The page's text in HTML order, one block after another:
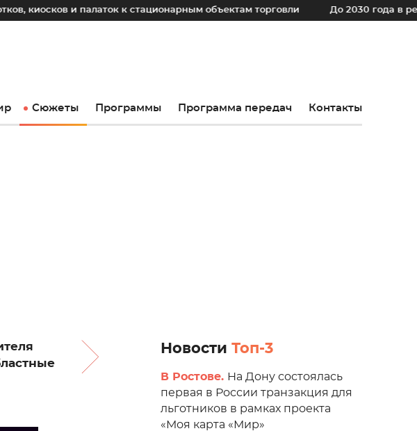
и палаток к стационарным объектам торговли До 2030 года в регионе
Сюжеты Программы Программа передач Контакты
Новости Топ-3
В Ростове. На Дону состоялась
первая в России транзакция для
льготников в рамках проекта
«Моя карта «Мир»